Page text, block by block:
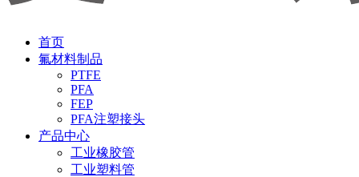
首页
氟材料制品
PTFE
PFA
FEP
PFA注塑接头
产品中心
工业橡胶管
工业塑料管